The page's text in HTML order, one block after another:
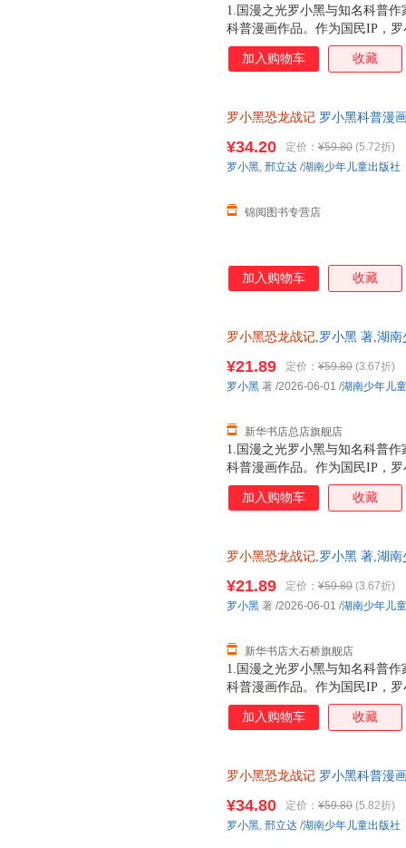
1.国漫之光罗小黑与知名科普
科普漫画作品。作为国民IP，
动画于2011年开始播放，B站
3.15亿票房，同名漫画书2015
加入购物车 收藏
罗小黑恐龙战记 罗小黑科普漫
¥34.20 定价： ¥59.80 (5.72折)
锦阅图书专营店
罗小黑, 邢立达 /湖南少年儿童出版社
加入购物车 收藏
罗小黑恐龙战记,罗小黑 著,湖
13284178503
1.国漫之光罗小黑与知名科普
科普漫画作品。作为国民IP，
动画于2011年开始播放，B站
3.15亿票房，同名漫画书2015
¥21.89 定价： ¥59.80 (3.67折)
新华书店总店旗舰店
罗小黑 著 /2026-06-01 /湖南少年儿
加入购物车 收藏
罗小黑恐龙战记,罗小黑 著,湖
13284178503
1.国漫之光罗小黑与知名科普
科普漫画作品。作为国民IP，
动画于2011年开始播放，B站
3.15亿票房，同名漫画书2015
¥21.89 定价： ¥59.80 (3.67折)
新华书店大石桥旗舰店
罗小黑 著 /2026-06-01 /湖南少年儿
加入购物车 收藏
罗小黑恐龙战记 罗小黑科普漫
¥34.80 定价： ¥59.80 (5.82折)
罗小黑, 邢立达 /湖南少年儿童出版社